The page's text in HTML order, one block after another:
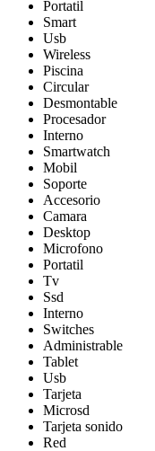
Portatil
Smart
Usb
Wireless
Piscina
Circular
Desmontable
Procesador
Interno
Smartwatch
Mobil
Soporte
Accesorio
Camara
Desktop
Microfono
Portatil
Tv
Ssd
Interno
Switches
Administrable
Tablet
Usb
Tarjeta
Microsd
Tarjeta sonido
Red